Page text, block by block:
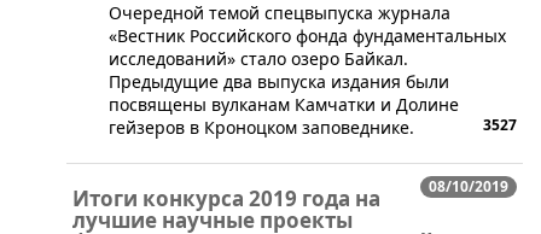
​Очередной темой спецвыпуска журнала
«Вестник Российского фонда фундаментальных
исследований» стало озеро Байкал.
Предыдущие два выпуска издания были
посвящены вулканам Камчатки и Долине
гейзеров в Кроноцком заповеднике.
3527
08/10/2019
Итоги конкурса 2019 года на
лучшие научные проекты